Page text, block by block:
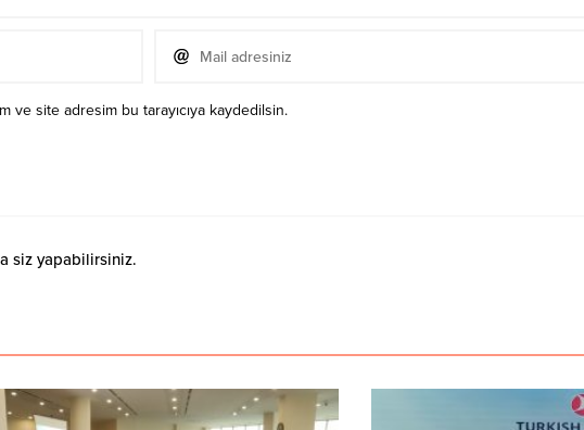
ve site adresim bu tarayıcıya kaydedilsin.
siz yapabilirsiniz.